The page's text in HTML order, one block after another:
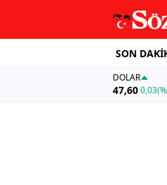
SON
DOLAR
47,600,03